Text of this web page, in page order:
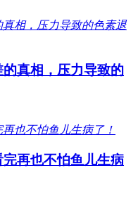
真相，压力导致的
再也不怕鱼儿生病